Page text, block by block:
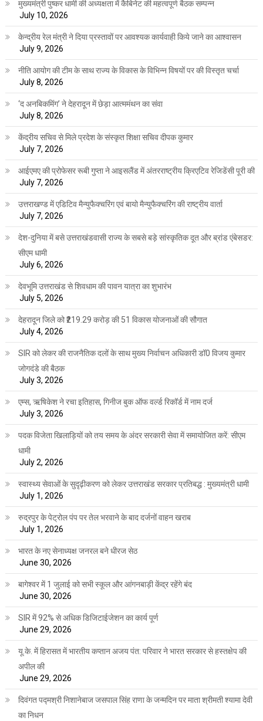
मुख्यमंत्री पुष्कर धामी की अध्यक्षता में कैबिनेट की महत्वपूर्ण बैठक सम्पन्न
July 10, 2026
केन्द्रीय रेल मंत्री ने दिया प्रस्तावों पर आवश्यक कार्यवाही किये जाने का आश्वासन
July 9, 2026
नीति आयोग की टीम के साथ राज्य के विकास के विभिन्न विषयों पर की विस्तृत चर्चा
July 8, 2026
‘द अनबिकमिंग’ ने देहरादून में छेड़ा आत्ममंथन का संवा
July 8, 2026
केंद्रीय सचिव से मिले प्रदेश के संस्कृत शिक्षा सचिव दीपक कुमार
July 7, 2026
आईएमए की प्रोफेसर रूबी गुप्ता ने आइसलैंड में अंतरराष्ट्रीय क्रिएटिव रेजिडेंसी पूरी की
July 7, 2026
उत्तराखण्ड में एडिटिव मैन्युफैक्चरिंग एवं बायो मैन्युफैक्चरिंग की राष्ट्रीय वार्ता
July 7, 2026
देश-दुनिया में बसे उत्तराखंडवासी राज्य के सबसे बड़े सांस्कृतिक दूत और ब्रांड एंबेसडर:
सीएम धामी
July 6, 2026
देवभूमि उत्तराखंड से शिवधाम की पावन यात्रा का शुभारंभ
July 5, 2026
देहरादून जिले को ₹219.29 करोड़ की 51 विकास योजनाओं की सौगात
July 4, 2026
SIR को लेकर की राजनैतिक दलों के साथ मुख्य निर्वाचन अधिकारी डॉ0 विजय कुमार
जोगदंडे की बैठक
July 3, 2026
एम्स, ऋषिकेश ने रचा इतिहास, गिनीज बुक ऑफ वर्ल्ड रिकॉर्ड में नाम दर्ज
July 3, 2026
पदक विजेता खिलाड़ियों को तय समय के अंदर सरकारी सेवा में समायोजित करें: सीएम
धामी
July 2, 2026
स्वास्थ्य सेवाओं के सुदृढ़ीकरण को लेकर उत्तराखंड सरकार प्रतिबद्ध : मुख्यमंत्री धामी
July 1, 2026
रुद्रपुर के पेट्रोल पंप पर तेल भरवाने के बाद दर्जनों वाहन खराब
July 1, 2026
भारत के नए सेनाध्यक्ष जनरल बने धीरज सेठ
June 30, 2026
बागेश्वर में 1 जुलाई को सभी स्कूल और आंगनबाड़ी केंद्र रहेंगे बंद
June 30, 2026
SIR में 92% से अधिक डिजिटाईजेशन का कार्य पूर्ण
June 29, 2026
यू.के. में हिरासत में भारतीय कप्तान अजय पंत: परिवार ने भारत सरकार से हस्तक्षेप की
अपील की
June 29, 2026
दिवंगत पद्मश्री निशानेबाज जसपाल सिंह राणा के जन्मदिन पर माता श्रीमती श्यामा देवी
का निधन